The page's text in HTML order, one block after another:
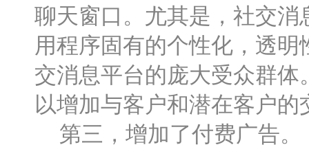
聊天窗口。尤其是，社交
用程序固有的个性化，透
交消息平台的庞大受众群
以增加与客户和潜在客户
第三，增加了付费广告。